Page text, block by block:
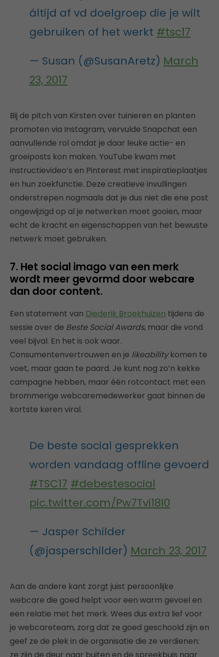
áltijd af vd doelgroep die je wilt
gebruiken of het werkt #tsc17
— Susan (@SusanAretz) March
23, 2017
Bij de pitch van Kirsten over tuinieren en planten
promoten via Instagram, vervulde Snapchat een
aanvullende rol omdat je daar leuke actie- en
groeiposts kon maken. YouTube kwam met
instructievideo’s en Pinterest met inspiratieplaatjes
en hun zoekfunctie. Deze creatieve invullingen
onderstrepen nogmaals dat je dus niet die ene post
ongewijzigd op al je netwerken moet gooien, maar
echt de kracht en eigenschappen van het bewuste
netwerk moet gebruiken.
7. Het social imago van een merk
wordt meer gevormd door webcare
dan door content.
Een statement van Diederik Broekhuizen tijdens de
sessie over de Beste Social Awards, maar die vond
veel bijval. En het is ook waar.
Consumentenvertrouwen en je likeabilitykomen te
voet, maar gaan te paard. Je kunt nog zo’n kekke
campagne hebben, maar één rotcontact met een
brommerige webcaremedewerker gaat binnen de
kortste keren viral.
De beste social gesprekken
worden vandaag offline gevoerd
#TSC17 #debestesocial
pic.twitter.com/Pw7Tvi18l0
— Jasper Schilder
(@jasperschilder) March 23, 2017
Aan de andere kant zorgt juist persoonlijke
webcare die goed helpt voor een warm gevoel en
een relatie met het merk. Wees dus extra lief voor
je webcareteam, zorg dat ze goed geschoold zijn en
geef ze de plek in de organisatie die ze verdienen: